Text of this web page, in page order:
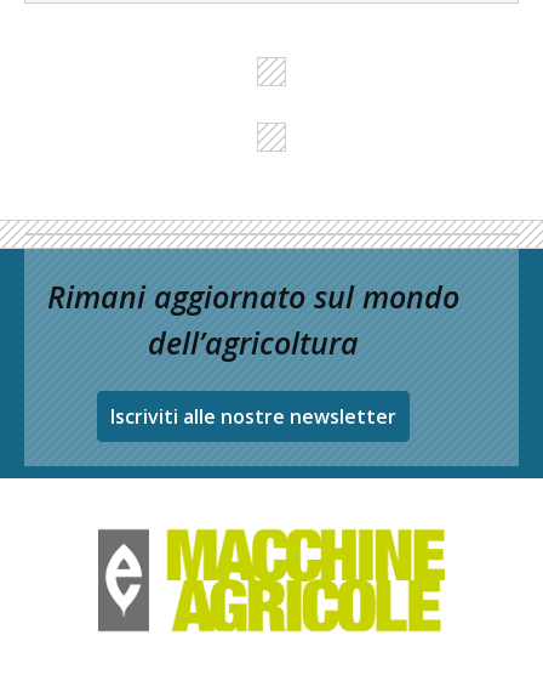
Rimani aggiornato sul mondo
dell’agricoltura
Iscriviti alle nostre newsletter